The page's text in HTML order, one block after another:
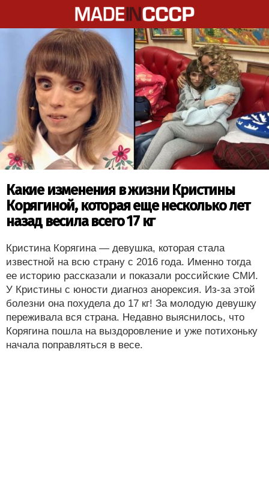
Какие изменения в жизни Кристины
Корягиной, которая еще несколько лет
назад весила всего 17 кг
Кристина Корягина — девушка, которая стала
известной на всю страну с 2016 года. Именно тогда
ее историю рассказали и показали российские СМИ.
У Кристины с юности диагноз анорексия. Из-за этой
болезни она похудела до 17 кг! За молодую девушку
переживала вся страна. Недавно выяснилось, что
Корягина пошла на выздоровление и уже потихоньку
начала поправляться в весе.